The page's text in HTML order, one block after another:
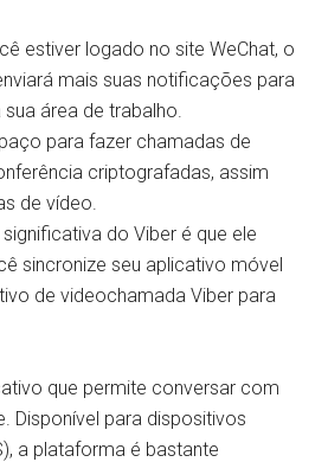
estiver logado no site WeChat, o
mais suas notificações para
área de trabalho.
para fazer chamadas de
criptografadas, assim
de vídeo.
do Viber é que ele
sincronize seu aplicativo móvel
de videochamada Viber para
que permite conversar com
Disponível para dispositivos
a plataforma é bastante